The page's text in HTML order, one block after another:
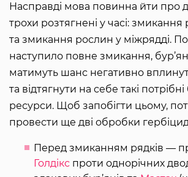
Насправді мова повинна йти про
трохи розтягнені у часі:
та змикання рослин у міжрядді.
наступило повне змикання,
матимуть шанс негативно
та відтягнути на себе такі
ресурси. Щоб запобігти цьому,
провести ще дві обробки
Перед змиканням рядків —
Голдікс проти однорічних